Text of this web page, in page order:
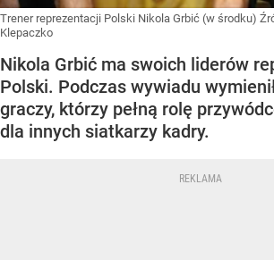
Trener reprezentacji Polski Nikola Grbić (w środku)
Klepaczko
Nikola Grbić ma swoich liderów
Polski. Podczas wywiadu
graczy, którzy pełną rolę
dla innych siatkarzy kadry.